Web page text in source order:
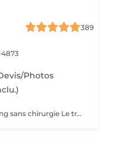
389
Photos
HIFU pour la Zone Code-Barres : Lifting sans chirurgie Le traitement HIFU (Ultrasons Focalisés de Haute Intensité) est une solution non invasive qui agit en profondeur pour traiter les rides verticales au-dessus des lèvres, communément appelées code-barres. En ciblant les couches profondes de la peau, le HIFU stimule la production de collagène et de fibres élastiques, redonnant ainsi fermeté, tonicité et jeunesse à cette zone délicate. Quels sont les bienfaits ? Lissage des rides verticales autour de la bouche Effet raffermissant et lifting naturel Résultats visibles après une seule séance, avec un effet durable qui se renforce dans les mois qui suivent Traitement non invasif, sans injection ni chirurgie Pourquoi choisir le HIFU ? Le HIFU est une alternative idéale aux traitements chirurgicaux pour rajeunir et raffermir la peau du visage, en particulier la zone code-barres. Ce soin stimule naturellement la production de collagène, vous offrant ainsi un résultat naturel, sans période de récupération. Découvrez un sourire plus lisse et une peau redynamisée grâce à notre traitement HIFU !